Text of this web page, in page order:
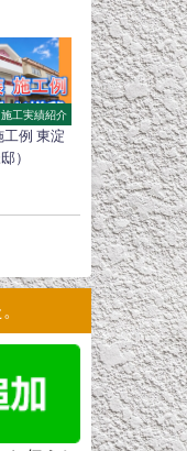
施工実績紹介
工例 東淀
）